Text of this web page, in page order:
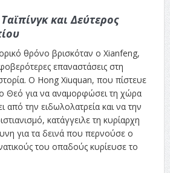
και Δεύτερος
θρόνο βρισκόταν ο Xianfeng,
επαναστάσεις στη
Ο Hong Xiuquan, που πίστευε
Θεό για να αναμορφώσει τη χώρα
από την ειδωλολατρεία και να την
κατάγγειλε τη κυρίαρχη
για τα δεινά που περνούσε ο
του οπαδούς κυρίευσε το